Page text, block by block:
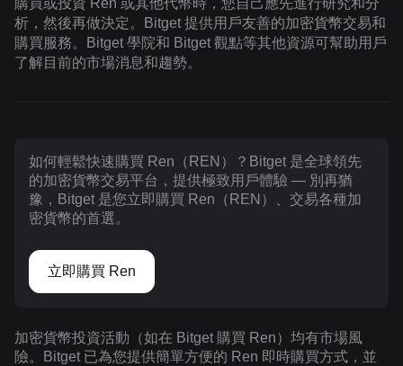
購買或投資 Ren 或其他代幣時，您自己應先進行研究和分
析，然後再做決定。Bitget 提供用戶友善的加密貨幣交易和
購買服務。Bitget 學院和 Bitget 觀點等其他資源可幫助用戶
了解目前的市場消息和趨勢。
如何輕鬆快速購買 Ren（REN）？Bitget 是全球領先
的加密貨幣交易平台，提供極致用戶體驗 — 別再猶
豫，Bitget 是您立即購買 Ren（REN）、交易各種加
密貨幣的首選。
立即購買 Ren
加密貨幣投資活動（如在 Bitget 購買 Ren）均有市場風
險。Bitget 已為您提供簡單方便的 Ren 即時購買方式，並